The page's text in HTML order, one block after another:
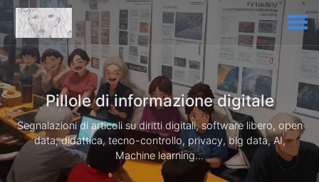
Pillole di informazione digitale
Segnalazioni di articoli su diritti digitali, software libero, open
data, didattica, tecno-controllo, privacy, big data, AI,
Machine learning...